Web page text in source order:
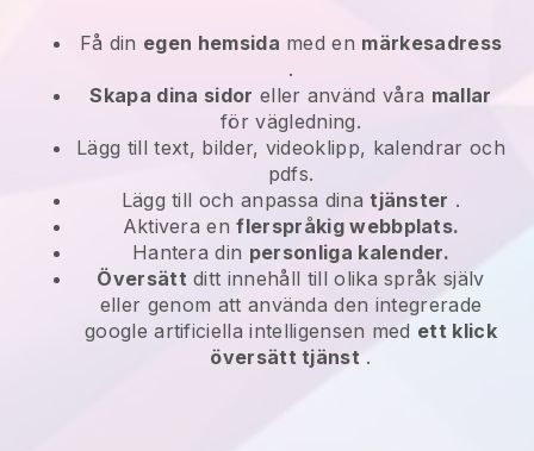
Få din egen hemsida med en märkesadress
.
Skapa dina sidor eller använd våra mallar
för vägledning.
Lägg till text, bilder, videoklipp, kalendrar och
pdfs.
Lägg till och anpassa dinatjänster .
Aktivera enflerspråkig webbplats.
Hantera din personliga kalender.
Översätt ditt innehåll till olika språk själv
eller genom att använda den integrerade
google artificiella intelligensen med ett klick
översätt tjänst .